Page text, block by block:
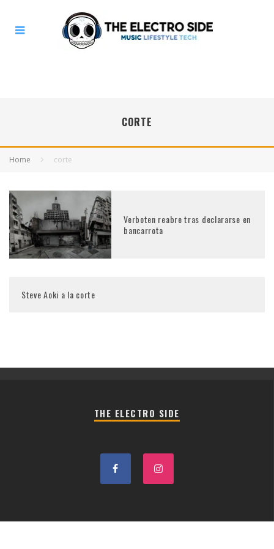
CORTE
Home corte
Verboten reabre tras declararse en
bancarrota
Steve Aoki a la corte
THE ELECTRO SIDE